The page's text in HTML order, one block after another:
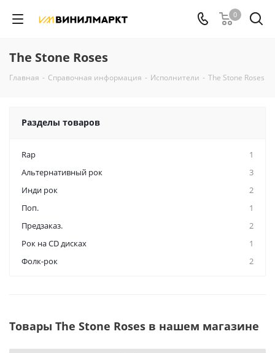
0
The Stone Roses
Главная - Справочная информация - Исполнители - The Stone Roses
Разделы товаров
Rap
1
Альтернативный рок
3
Инди рок
2
Поп.
1
Предзаказ.
2
Рок на CD дисках
1
Фолк-рок
2
Товары The Stone Roses в нашем магазине